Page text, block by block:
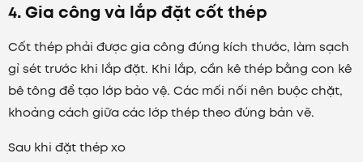
4. Gia công và lắp đặt cốt thép
Cốt thép phải được gia công đúng kích thước, làm sạch
gỉ sét trước khi lắp đặt. Khi lắp, cần kê thép bằng con kê
bê tông để tạo lớp bảo vệ. Các mối nối nên buộc chặt,
khoảng cách giữa các lớp thép theo đúng bản vẽ.
Sau khi đặt thép xo